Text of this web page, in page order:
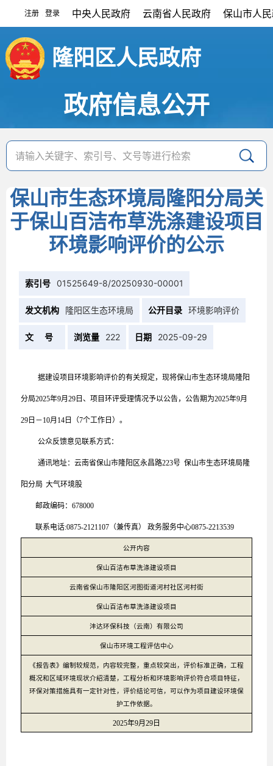
注册 登录 中央人民政府 云南省人民政府 保山市人
隆阳区人民政府
政府信息公开
保山市生态环境局隆阳分局关
于保山百洁布草洗涤建设项目
环境影响评价的公示
索引号 01525649-8/20250930-00001
发文机构 隆阳区生态环境局 公开目录 环境影响评价
文 号 浏览量 222 日期 2025-09-29
据建设项目环境影响评价的有关规定，现将保山市生态环境局隆阳
分局2025年9月 29 日、项目环评受理情况予以公告，公告期为2025年9月
29 日 －10月 14 日（7个工作 日）。
公众反馈意见联系方式：
通讯地址：云南省保山市隆阳区永昌路223号 保山市生态环境局隆
阳分局 大气环境股
邮政编码：678000
联系电话:0875-2121107（兼传真） 政务服务中心0875-2213539
公开内容
保山百洁布草洗涤建设项目
云南省保山市隆阳区河图街道河村社区河村街
保山百洁布草洗涤建设项目
沣达环保科技（云南）有限公司
保山市环境工程评估中心
《报告表》编制较规范，内容较完整，重点较突出，评价标准正确，工程
概况和区域环境现状介绍清楚，工程分析和环境影响评价符合项目特征，
环保对策措施具有一定针对性，评价结论可信，可以作为项目建设环境保
护工作依据。
2025年9月 29 日